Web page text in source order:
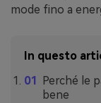
mode fino a
In questo
Perché le
bene